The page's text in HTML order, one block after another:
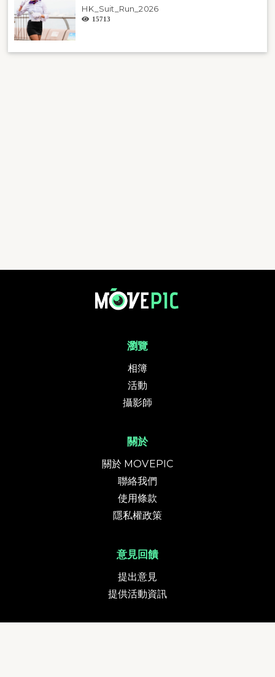
HK_Suit_Run_2026
15713
瀏覽
相簿
活動
攝影師
關於
關於 MOVEPIC
聯絡我們
使用條款
隱私權政策
意見回饋
提出意見
提供活動資訊